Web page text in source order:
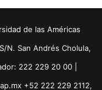
de las Américas
N. San Andrés Cholula,
222 229 20 00 |
+52 222 229 2112,